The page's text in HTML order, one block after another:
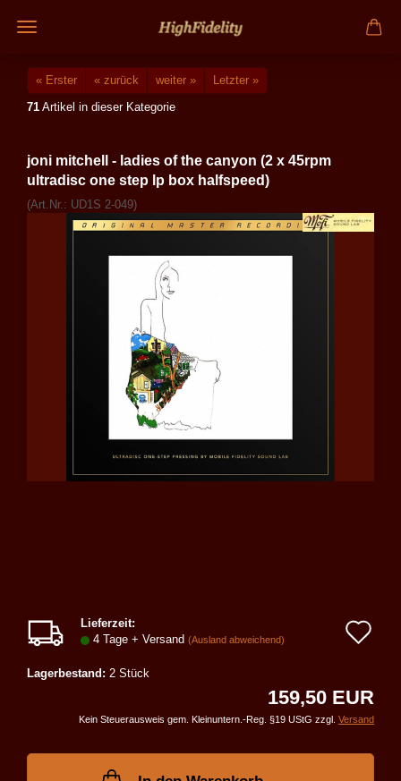
« Erster « zurück weiter »
Letzter »
71 Artikel in dieser Kategorie
joni mitchell - ladies of the canyon (2 x 45rpm
ultradisc one step lp box halfspeed)
(Art.Nr.: UD1S 2-049)
Lieferzeit:
4 Tage + Versand (Ausland abweichend)
Lagerbestand: 2 Stück
159,50 EUR
Kein Steuerausweis gem. Kleinuntern.-Reg. §19 UStG zzgl. Versand